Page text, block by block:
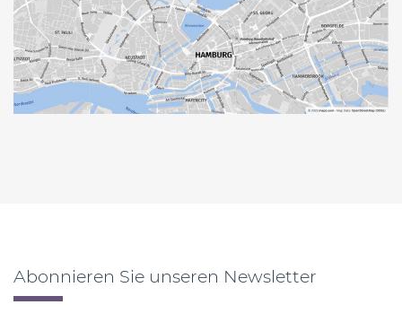
Abonnieren Sie unseren Newsletter